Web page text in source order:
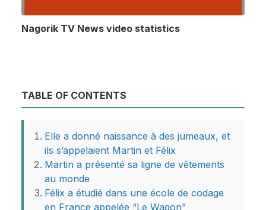
Nagorik TV News video statistics
TABLE OF CONTENTS
Elle a donné naissance à des jumeaux, et
ils s’appelaient Martin et Félix
Martin a présenté sa ligne de vêtements
au monde
Félix a étudié dans une école de codage
en France appelée “Le Wagon”